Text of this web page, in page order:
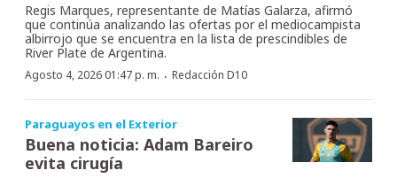
Regis Marques, representante de Matías Galarza, afirmó
que continúa analizando las ofertas por el mediocampista
albirrojo que se encuentra en la lista de prescindibles de
River Plate de Argentina.
Agosto 4, 2026 01:47 p. m. · Redacción D10
Paraguayos en el Exterior
Buena noticia: Adam Bareiro
evita cirugía